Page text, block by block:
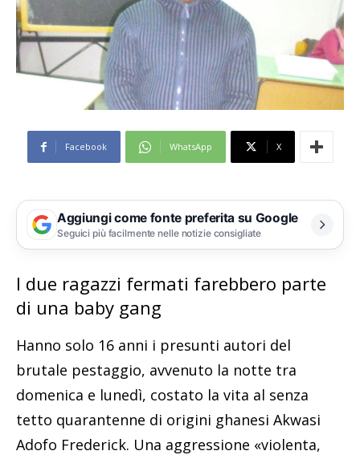
Facebook WhatsApp X
Aggiungi come fonte preferita su Google
Seguici più facilmente nelle notizie consigliate
I due ragazzi fermati farebbero parte
di una baby gang
Hanno solo 16 anni i presunti autori del
brutale pestaggio, avvenuto la notte tra
domenica e lunedì, costato la vita al senza
tetto quarantenne di origini ghanesi Akwasi
Adofo Frederick. Una aggressione «violenta,